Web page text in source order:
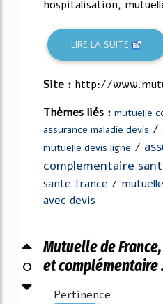
hospitalisation,
LIRE LA SUITE
Site : http://
Thèmes liés : mutuelle
assurance maladie devis /
mutuelle devis ligne /
complementaire
sante france /
avec devis
0
Mutuelle de
et complémentaire
Pertinence